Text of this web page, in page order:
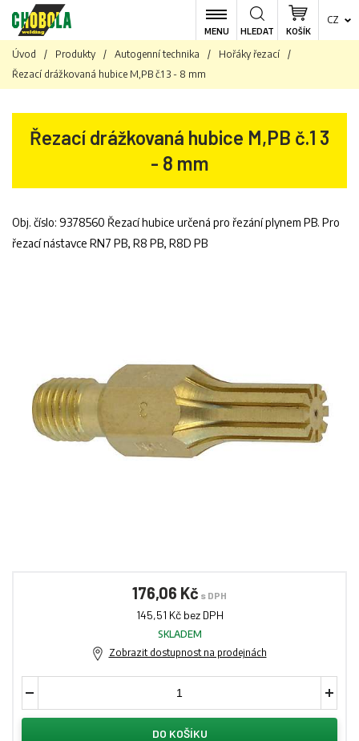
MENU KOŠÍK
CZ
HLEDAT
Úvod / Produkty / Autogenní technika / Hořáky řezací
/
Řezací drážkovaná hubice M,PB č.1 3 - 8 mm
Řezací drážkovaná hubice M,PB č.1 3
- 8 mm
Obj. číslo: 9378560 Řezací hubice určená pro řezání plynem PB. Pro
řezací nástavce RN7 PB, R8 PB, R8D PB
176,06 Kč s DPH
145,51 Kč bez DPH
SKLADEM
Zobrazit dostupnost na prodejnách
DO KOŠÍKU